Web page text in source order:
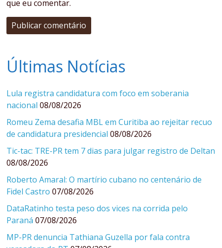
que eu comentar.
Últimas Notícias
Lula registra candidatura com foco em soberania
nacional 08/08/2026
Romeu Zema desafia MBL em Curitiba ao rejeitar recuo
de candidatura presidencial 08/08/2026
Tic-tac: TRE-PR tem 7 dias para julgar registro de Deltan
08/08/2026
Roberto Amaral: O martírio cubano no centenário de
Fidel Castro 07/08/2026
DataRatinho testa peso dos vices na corrida pelo
Paraná 07/08/2026
MP-PR denuncia Tathiana Guzella por fala contra